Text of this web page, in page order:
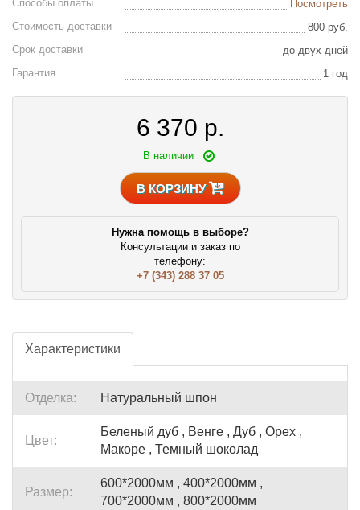
Способы оплаты
Посмотреть
Стоимость доставки
800 руб.
Срок доставки
до двух дней
Гарантия
1 год
6 370 р.
В наличии
В КОРЗИНУ
Нужна помощь в выборе?
Консультации и заказ по
телефону:
+7 (343) 288 37 05
Характеристики
Отделка: Натуральный шпон
Цвет:
Беленый дуб , Венге , Дуб , Орех ,
Макоре , Темный шоколад
Размер:
600*2000мм , 400*2000мм ,
700*2000мм , 800*2000мм